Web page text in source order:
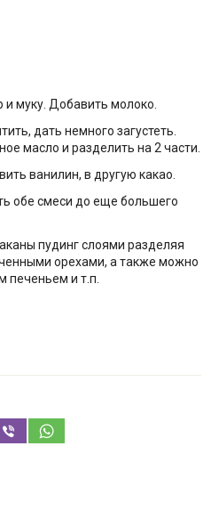
муку. Добавить молоко.
дать немного загустеть.
масло и разделить на 2 части.
ванилин, в другую какао.
обе смеси до еще большего
пудинг слоями разделяя
орехами, а также можно
печеньем и т.п.